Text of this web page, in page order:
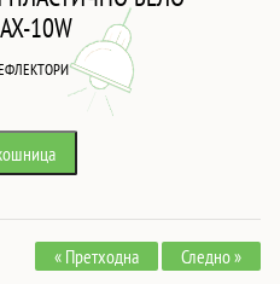
10W
« Претходна Следно »